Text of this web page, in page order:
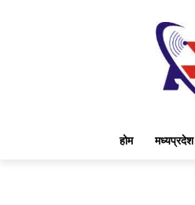
होम मध्यप्रदेश